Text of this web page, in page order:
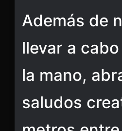
Además de
llevar a
la mano,
saludos